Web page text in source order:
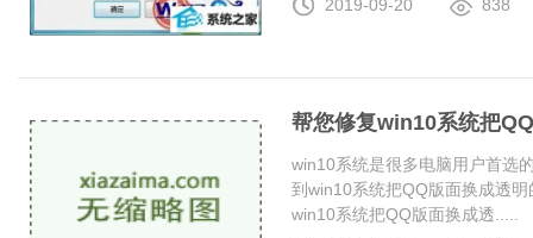
2019-09-20
838
帮您修复win10系统把
win10系统是很多电脑用户首选
到win10系统把QQ版面换成透
win10系统把QQ版面换成透.....